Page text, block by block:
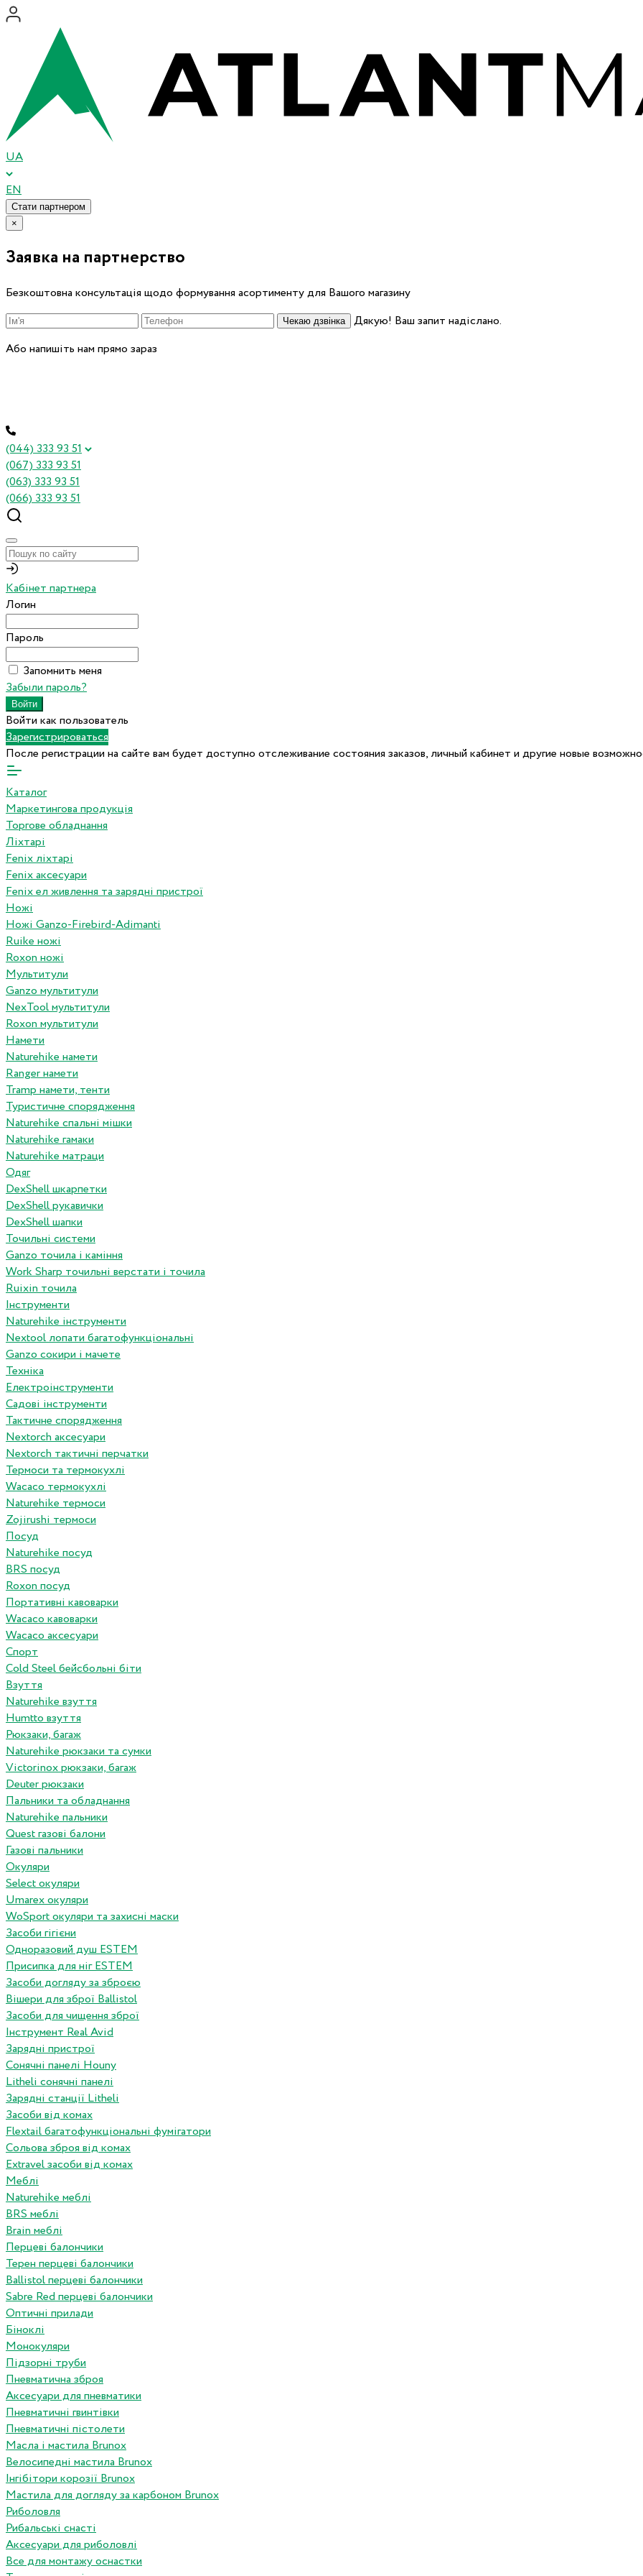
UA
EN
Стати партнером
×
Заявка на партнерство
Безкоштовна консультація щодо формування асортименту для Вашого магазину
Чекаю дзвінка
Дякую! Ваш запит надіслано.
Або напишіть нам прямо зараз
(044) 333 93 51
(067) 333 93 51
(063) 333 93 51
(066) 333 93 51
Кабінет партнера
Логин
Пароль
Запомнить меня
Забыли пароль?
Войти как пользователь
Зарегистрироваться
После регистрации на сайте вам будет доступно отслеживание состояния заказов, личный кабинет и другие новые
Каталог
Маркетингова продукція
Торгове обладнання
Ліхтарі
Fenix ліхтарі
Fenix аксесуари
Fenix ел живлення та зарядні пристрої
Ножі
Ножі Ganzo-Firebird-Adimanti
Ruike ножі
Roxon ножi
Мультитули
Ganzo мультитули
NexTool мультитули
Roxon мультитули
Намети
Naturehike намети
Ranger намети
Tramp намети, тенти
Туристичне спорядження
Naturehike спальні мішки
Naturehike гамаки
Naturehike матраци
Одяг
DexShell шкарпетки
DexShell рукавички
DexShell шапки
Точильні системи
Ganzo точила і каміння
Work Sharp точильні верстати і точила
Ruixin точила
Інструменти
Naturehike інструменти
Nextool лопати багатофункціональні
Ganzo сокири і мачете
Техніка
Електроінструменти
Садові інструменти
Тактичне спорядження
Nextorch аксесуари
Nextorch тактичні перчатки
Термоси та термокухлі
Wacaco термокухлі
Naturehike термоси
Zojirushi термоси
Посуд
Naturehike посуд
BRS посуд
Roxon посуд
Портативні кавоварки
Wacaco кавоварки
Wacaco аксесуари
Спорт
Cold Steel бейсбольні біти
Взуття
Naturehike взуття
Humtto взуття
Рюкзаки, багаж
Naturehike рюкзаки та сумки
Victorinox рюкзаки, багаж
Deuter рюкзаки
Пальники та обладнання
Naturehike пальники
Quest газові балони
Газові пальники
Окуляри
Select окуляри
Umarex окуляри
WoSport окуляри та захисні маски
Засоби гігієни
Одноразовий душ ESTEM
Присипка для ніг ESTEM
Засоби догляду за зброєю
Вішери для зброї Ballistol
Засоби для чищення зброї
Інструмент Real Avid
Зарядні пристрої
Сонячні панелі Houny
Litheli сонячні панелі
Зарядні станції Litheli
Засоби від комах
Flextail багатофункціональні фумігатори
Сольова зброя від комах
Extravel засоби від комах
Меблі
Naturehike меблі
BRS меблі
Brain меблі
Перцеві балончики
Терен перцеві балончики
Ballistol перцеві балончики
Sabre Red перцеві балончики
Оптичні прилади
Біноклі
Монокуляри
Підзорні труби
Пневматична зброя
Аксесуари для пневматики
Пневматичні гвинтівки
Пневматичні пістолети
Масла і мастила Brunox
Велосипедні мастила Brunox
Інгібітори корозії Brunox
Мастила для догляду за карбоном Brunox
Риболовля
Рибальські снасті
Аксесуари для риболовлі
Все для монтажу оснастки